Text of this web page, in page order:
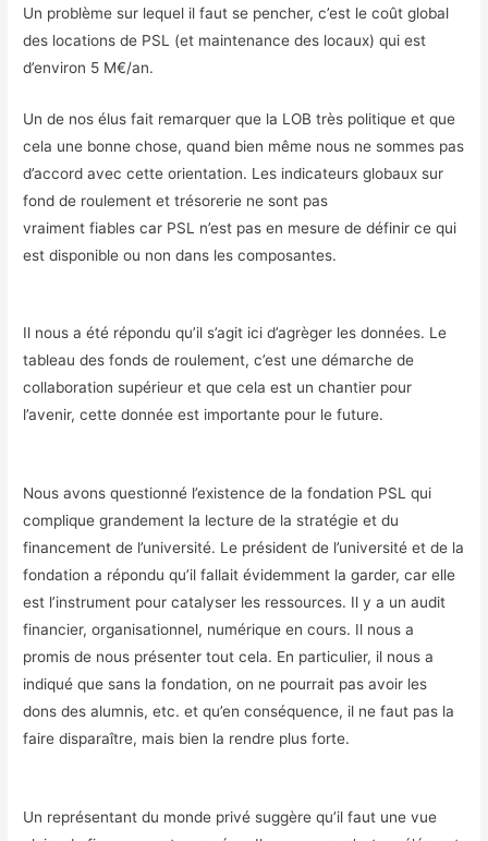
Un problème sur lequel il faut se pencher, c’est le coût global
des locations de PSL (et maintenance des locaux) qui est
d’environ 5 M€/an.
Un de nos élus fait remarquer que la LOB très politique et que
cela une bonne chose, quand bien même nous ne sommes pas
d’accord avec cette orientation. Les indicateurs globaux sur
fond de roulement et trésorerie ne sont pas
vraiment fiables car PSL n’est pas en mesure de définir ce qui
est disponible ou non dans les composantes.
Il nous a été répondu qu’il s’agit ici d’agrèger les données. Le
tableau des fonds de roulement, c’est une démarche de
collaboration supérieur et que cela est un chantier pour
l’avenir, cette donnée est importante pour le future.
Nous avons questionné l’existence de la fondation PSL qui
complique grandement la lecture de la stratégie et du
financement de l’université. Le président de l’université et de la
fondation a répondu qu’il fallait évidemment la garder, car elle
est l’instrument pour catalyser les ressources. Il y a un audit
financier, organisationnel, numérique en cours. Il nous a
promis de nous présenter tout cela. En particulier, il nous a
indiqué que sans la fondation, on ne pourrait pas avoir les
dons des alumnis, etc. et qu’en conséquence, il ne faut pas la
faire disparaître, mais bien la rendre plus forte.
Un représentant du monde privé suggère qu’il faut une vue